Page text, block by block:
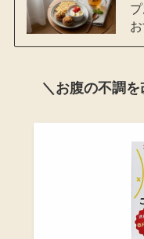
＼お腹の不調